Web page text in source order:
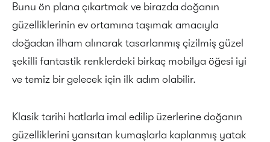
Bunu ön plana çıkartmak ve birazda doğanın
güzelliklerinin ev ortamına taşımak amacıyla
doğadan ilham alınarak tasarlanmış çizilmiş güzel
şekilli fantastik renklerdeki birkaç mobilya öğesi iyi
ve temiz bir gelecek için ilk adım olabilir.
Klasik tarihi hatlarla imal edilip üzerlerine doğanın
güzelliklerini yansıtan kumaşlarla kaplanmış yatak